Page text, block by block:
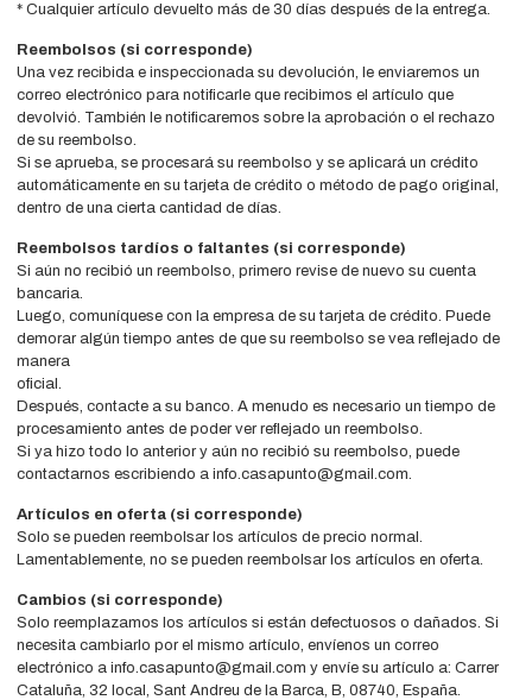
* Cualquier artículo devuelto más de 30 días después de la entrega.
Reembolsos (si corresponde)
Una vez recibida e inspeccionada su devolución, le enviaremos un
correo electrónico para notificarle que recibimos el artículo que
devolvió. También le notificaremos sobre la aprobación o el rechazo
de su reembolso.
Si se aprueba, se procesará su reembolso y se aplicará un crédito
automáticamente en su tarjeta de crédito o método de pago original,
dentro de una cierta cantidad de días.
Reembolsos tardíos o faltantes (si corresponde)
Si aún no recibió un reembolso, primero revise de nuevo su cuenta
bancaria.
Luego, comuníquese con la empresa de su tarjeta de crédito. Puede
demorar algún tiempo antes de que su reembolso se vea reflejado de
manera
oficial.
Después, contacte a su banco. A menudo es necesario un tiempo de
procesamiento antes de poder ver reflejado un reembolso.
Si ya hizo todo lo anterior y aún no recibió su reembolso, puede
contactarnos escribiendo a info.casapunto@gmail.com.
Artículos en oferta (si corresponde)
Solo se pueden reembolsar los artículos de precio normal.
Lamentablemente, no se pueden reembolsar los artículos en oferta.
Cambios (si corresponde)
Solo reemplazamos los artículos si están defectuosos o dañados. Si
necesita cambiarlo por el mismo artículo, envíenos un correo
electrónico a info.casapunto@gmail.com y envíe su artículo a: Carrer
Cataluña, 32 local, Sant Andreu de la Barca, B, 08740, España.